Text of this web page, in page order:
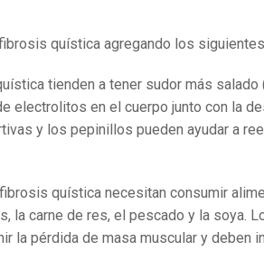
quística agregando los
tienden a tener sudor más salado
electrolitos en el cuerpo junto con la
y los pepinillos pueden ayudar a
quística necesitan consumir
la carne de res, el pescado y la soya.
la pérdida de masa muscular y deben